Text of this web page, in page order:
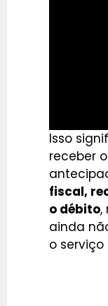
Isso
receber
fiscal,
o débito,
ainda
o